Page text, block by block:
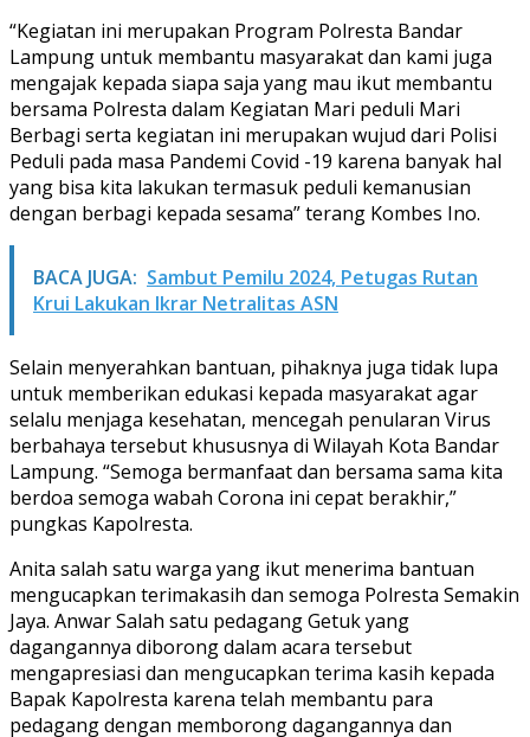
“Kegiatan ini merupakan Program Polresta Bandar
Lampung untuk membantu masyarakat dan kami juga
mengajak kepada siapa saja yang mau ikut membantu
bersama Polresta dalam Kegiatan Mari peduli Mari
Berbagi serta kegiatan ini merupakan wujud dari Polisi
Peduli pada masa Pandemi Covid -19 karena banyak hal
yang bisa kita lakukan termasuk peduli kemanusian
dengan berbagi kepada sesama” terang Kombes Ino.
BACA JUGA: Sambut Pemilu 2024, Petugas Rutan
Krui Lakukan Ikrar Netralitas ASN
Selain menyerahkan bantuan, pihaknya juga tidak lupa
untuk memberikan edukasi kepada masyarakat agar
selalu menjaga kesehatan, mencegah penularan Virus
berbahaya tersebut khususnya di Wilayah Kota Bandar
Lampung. “Semoga bermanfaat dan bersama sama kita
berdoa semoga wabah Corona ini cepat berakhir,”
pungkas Kapolresta.
Anita salah satu warga yang ikut menerima bantuan
mengucapkan terimakasih dan semoga Polresta Semakin
Jaya. Anwar Salah satu pedagang Getuk yang
dagangannya diborong dalam acara tersebut
mengapresiasi dan mengucapkan terima kasih kepada
Bapak Kapolresta karena telah membantu para
pedagang dengan memborong dagangannya dan